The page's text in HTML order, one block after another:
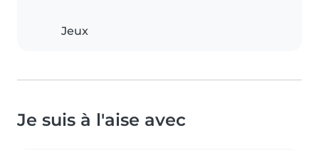
Jeux
Je suis à l'aise avec